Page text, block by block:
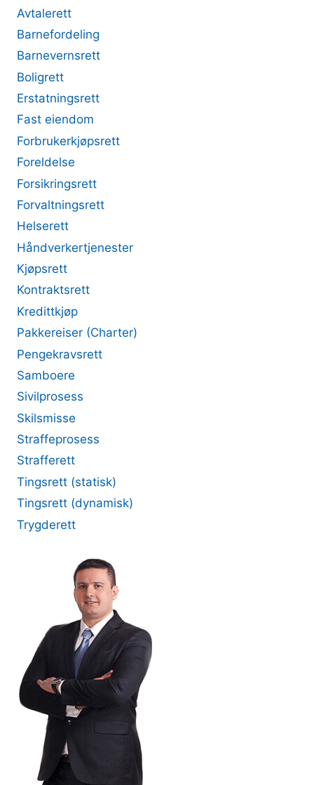
Avtalerett
Barnefordeling
Barnevernsrett
Boligrett
Erstatningsrett
Fast eiendom
Forbrukerkjøpsrett
Foreldelse
Forsikringsrett
Forvaltningsrett
Helserett
Håndverkertjenester
Kjøpsrett
Kontraktsrett
Kredittkjøp
Pakkereiser (Charter)
Pengekravsrett
Samboere
Sivilprosess
Skilsmisse
Straffeprosess
Strafferett
Tingsrett (statisk)
Tingsrett (dynamisk)
Trygderett